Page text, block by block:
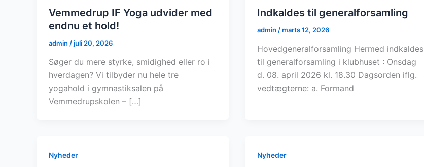
Vemmedrup IF Yoga udvider med
endnu et hold!
admin /juli 20, 2026
Søger du mere styrke, smidighed eller ro i
hverdagen? Vi tilbyder nu hele tre
yogahold i gymnastiksalen på
Vemmedrupskolen – […]
Indkaldes til generalforsamling
admin /marts 12, 2026
Hovedgeneralforsamling Hermed indkaldes
til generalforsamling i klubhuset : Onsdag
d. 08. april 2026 kl. 18.30 Dagsorden iflg.
vedtægterne: a. Formand
Nyheder Nyheder